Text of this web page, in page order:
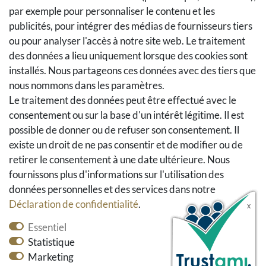
Retours
Se rétracter du contrat
Panier d'achat
A la caisse
Aide
Social Media
Facebook
Instagram
Pinterest
Youtube
Houzz
par exemple pour personnaliser le contenu et les
publicités, pour intégrer des médias de fournisseurs tiers
ou pour analyser l'accès à notre site web. Le traitement
des données a lieu uniquement lorsque des cookies sont
installés. Nous partageons ces données avec des tiers que
nous nommons dans les paramètres.
Le traitement des données peut être effectué avec le
consentement ou sur la base d'un intérêt légitime. Il est
possible de donner ou de refuser son consentement. Il
existe un droit de ne pas consentir et de modifier ou de
retirer le consentement à une date ultérieure. Nous
fournissons plus d'informations sur l'utilisation des
données personnelles et des services dans notre
Déclaration de confidentialité.
Essentiel
Statistique
Marketing